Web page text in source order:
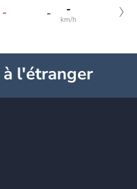
- - -
km/h
l'étranger